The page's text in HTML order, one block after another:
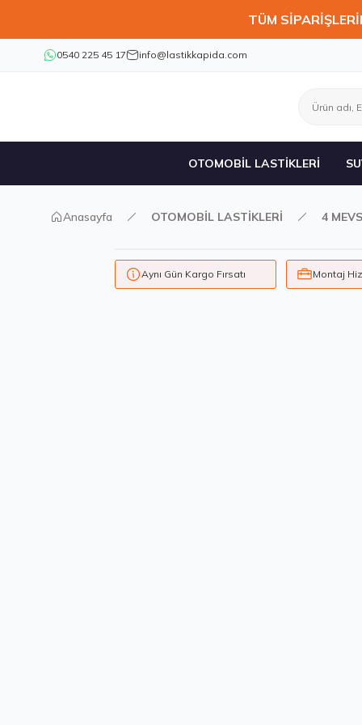
TÜM
0540 225 45 17 info@lastikkapida.com
OTOMOBİL LASTİKLERİ
Anasayfa OTOMOBİL LASTİKLERİ 4
Aynı Gün Kargo Fırsatı Montaj